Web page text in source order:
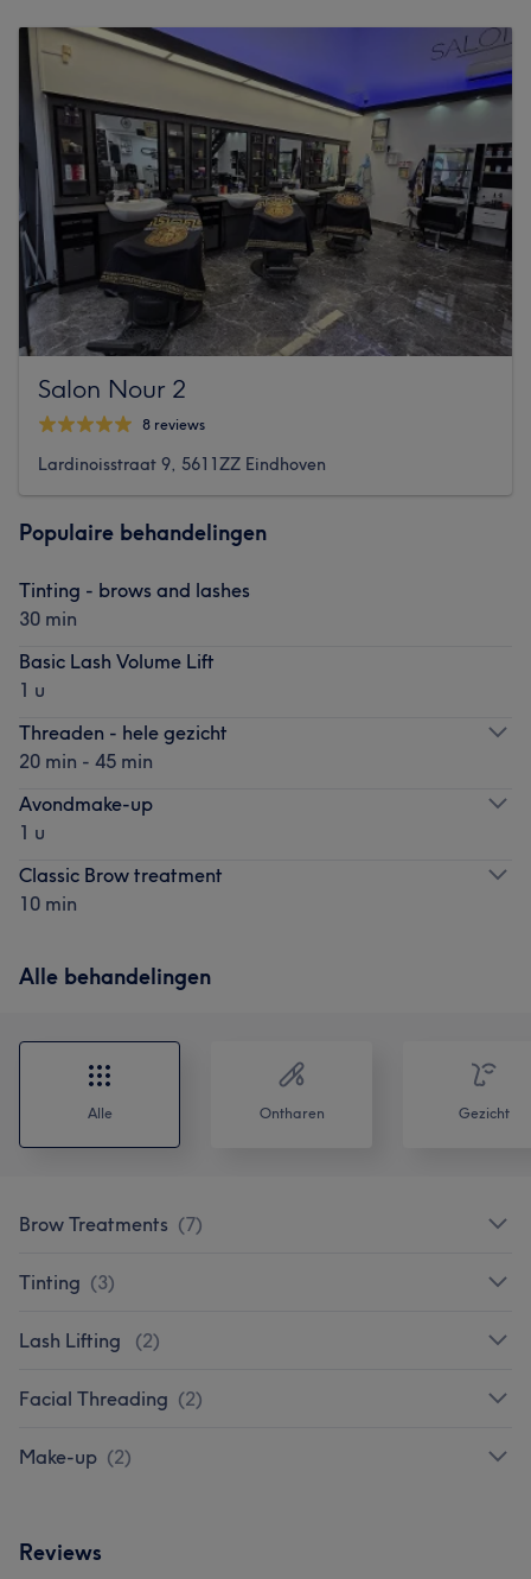
Salon Nour 2
8 reviews
Lardinoisstraat 9, 5611ZZ Eindhoven
Populaire behandelingen
Tinting - brows and lashes
30 min
Basic Lash Volume Lift
1 u
Threaden - hele gezicht
20 min - 45 min
Avondmake-up
1 u
Classic Brow treatment
10 min
Alle behandelingen
Alle Ontharen Gezicht
Brow Treatments (7)
Tinting (3)
Lash Lifting (2)
Facial Threading (2)
Make-up (2)
Reviews